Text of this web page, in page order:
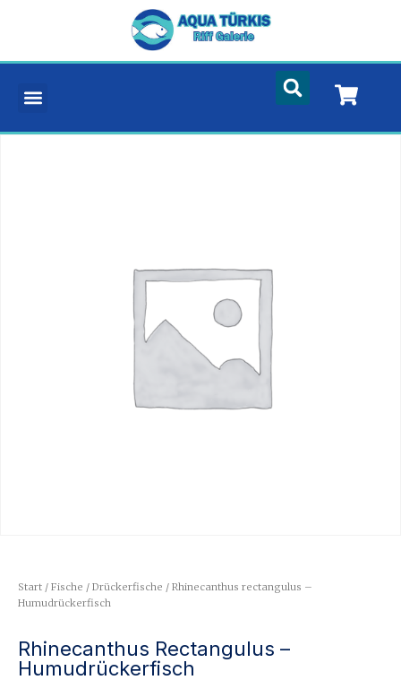
Start / Fische / Drückerfische / Rhinecanthus rectangulus –
Humudrückerfisch
Rhinecanthus Rectangulus –
Humudrückerfisch